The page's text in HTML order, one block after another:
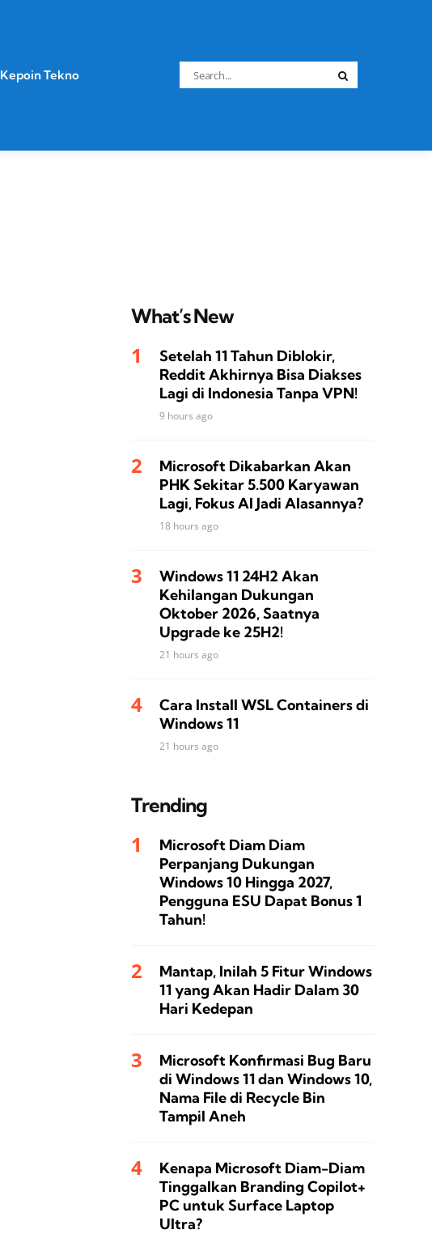
Kepoin Tekno
Search
for:
What’s New
Setelah 11 Tahun Diblokir,
Reddit Akhirnya Bisa Diakses
Lagi di Indonesia Tanpa VPN!
9 hours ago
Microsoft Dikabarkan Akan
PHK Sekitar 5.500 Karyawan
Lagi, Fokus AI Jadi Alasannya?
18 hours ago
Windows 11 24H2 Akan
Kehilangan Dukungan
Oktober 2026, Saatnya
Upgrade ke 25H2!
21 hours ago
Cara Install WSL Containers di
Windows 11
21 hours ago
Trending
Microsoft Diam Diam
Perpanjang Dukungan
Windows 10 Hingga 2027,
Pengguna ESU Dapat Bonus 1
Tahun!
Mantap, Inilah 5 Fitur Windows
11 yang Akan Hadir Dalam 30
Hari Kedepan
Microsoft Konfirmasi Bug Baru
di Windows 11 dan Windows 10,
Nama File di Recycle Bin
Tampil Aneh
Kenapa Microsoft Diam-Diam
Tinggalkan Branding Copilot+
PC untuk Surface Laptop
Ultra?